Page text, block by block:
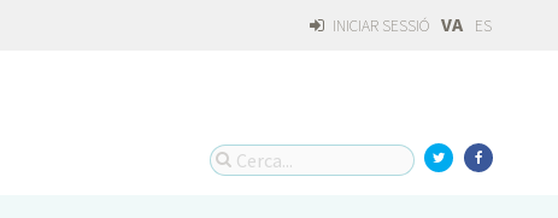
INICIAR SESSIÓ VA ES